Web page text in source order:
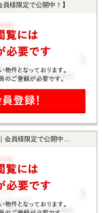
様限定で公開中！】
員様限定で公開中！】